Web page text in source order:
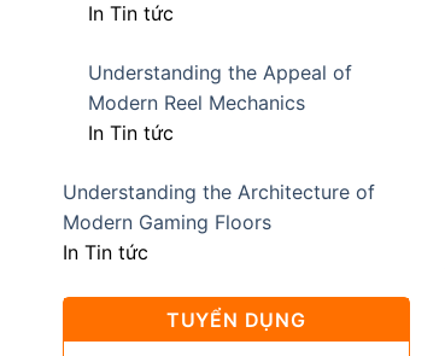
In Tin tức
Understanding the Appeal of
Modern Reel Mechanics
In Tin tức
Understanding the Architecture of
Modern Gaming Floors
In Tin tức
TUYỂN DỤNG
Add to
wishlist
Add to